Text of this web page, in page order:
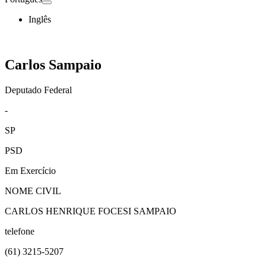
Inglês
Carlos Sampaio
Deputado Federal
-
SP
PSD
Em Exercício
NOME CIVIL
CARLOS HENRIQUE FOCESI SAMPAIO
telefone
(61) 3215-5207